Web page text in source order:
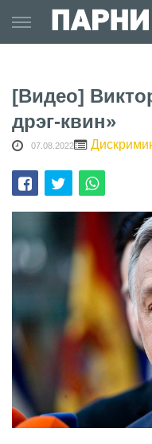
to
content
[Видео]
дрэг-квин»
07.08.2022